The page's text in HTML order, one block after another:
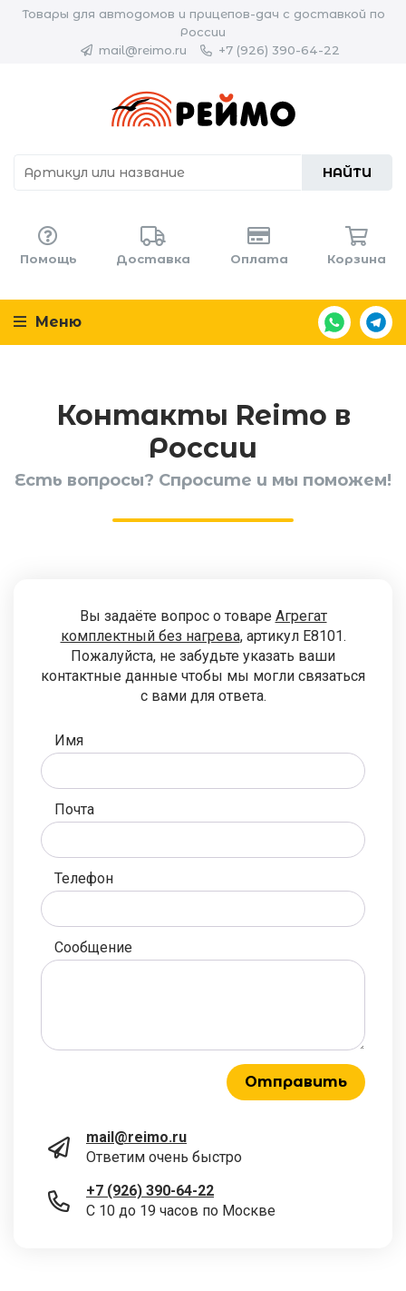
Товары для автодомов и прицепов-дач с доставкой по
России
mail@reimo.ru
+7 (926) 390-64-22
НАЙТИ
Помощь Доставка Оплата Корзина
Меню
Контакты Reimo в
России
Есть вопросы? Спросите и мы поможем!
Вы задаёте вопрос о товаре Агрегат
комплектный без нагрева, артикул E8101.
Пожалуйста, не забудьте указать ваши
контактные данные чтобы мы могли связаться
с вами для ответа.
Имя
Почта
Телефон
Сообщение
Отправить
mail@reimo.ru
Ответим очень быстро
+7 (926) 390-64-22
С 10 до 19 часов по Москве